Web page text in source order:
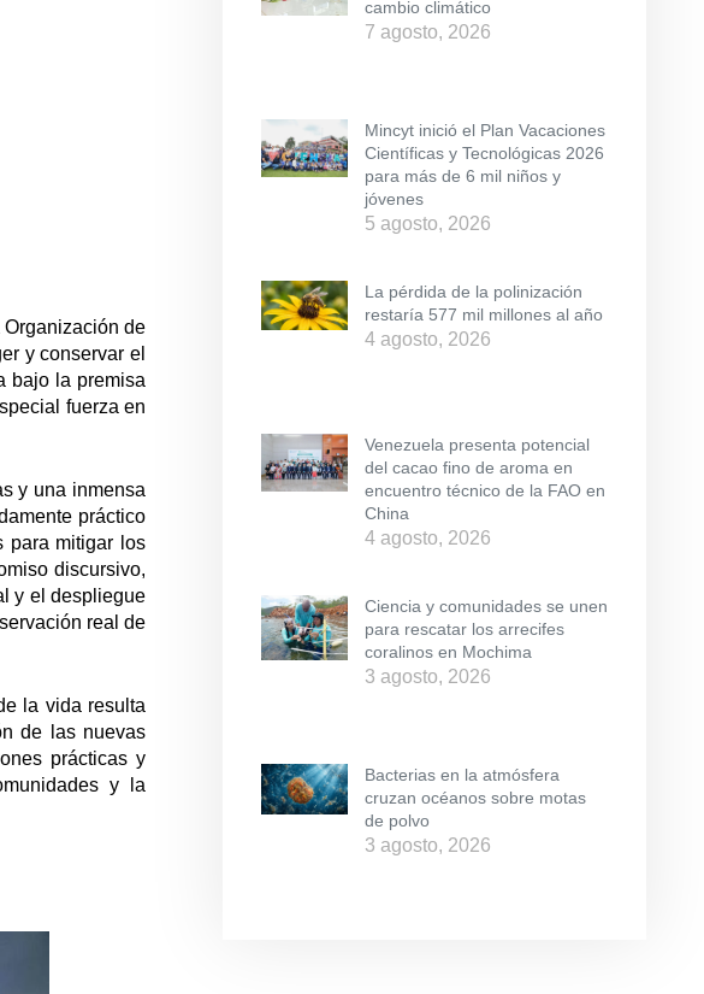
de
y conservar el
bajo la premisa
fuerza en
y una inmensa
práctico
para mitigar los
discursivo,
y el despliegue
real de
la vida resulta
de las nuevas
prácticas y
y la
cambio climático
7 agosto, 2026
Mincyt inició el Plan Vacaciones
Científicas y Tecnológicas 2026
para más de 6 mil niños y
jóvenes
5 agosto, 2026
La pérdida de la polinización
restaría 577 mil millones al año
4 agosto, 2026
Venezuela presenta potencial
del cacao fino de aroma en
encuentro técnico de la FAO en
China
4 agosto, 2026
Ciencia y comunidades se unen
para rescatar los arrecifes
coralinos en Mochima
3 agosto, 2026
Bacterias en la atmósfera
cruzan océanos sobre motas
de polvo
3 agosto, 2026